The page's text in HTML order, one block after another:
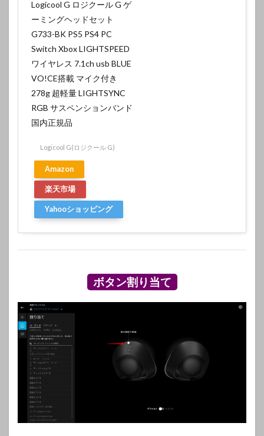
Logicool G ロジクール G ゲ
ーミングヘッドセット
G733-BK PS5 PS4 PC
Switch Xbox LIGHTSPEED
ワイヤレス 7.1ch usb BLUE
VO!CE搭載 マイク付き
278g 超軽量 LIGHTSYNC
RGB サスペンションバンド
国内正規品
Logicool G(ロジクール G)
Amazon
楽天市場
Yahooショッピング
ボタン割り当て